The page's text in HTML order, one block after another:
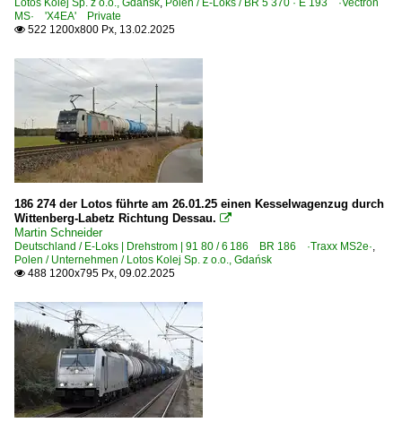
Lotos Kolej Sp. z o.o., Gdańsk, Polen / E-Loks / BR 5 370 · E 193 ·Vectron
MS· 'X4EA' Private
 522 1200x800 Px, 13.02.2025
186 274 der Lotos führte am 26.01.25 einen Kesselwagenzug durch
Wittenberg-Labetz Richtung Dessau. 
Martin Schneider
Deutschland / E-Loks | Drehstrom | 91 80 / 6 186 BR 186 ·Traxx MS2e·,
Polen / Unternehmen / Lotos Kolej Sp. z o.o., Gdańsk
 488 1200x795 Px, 09.02.2025